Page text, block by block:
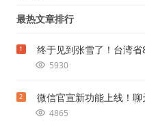
最热文章排行
1 终于见到张雪了！台湾
5930
2 微信官宣新功能上线！
4865